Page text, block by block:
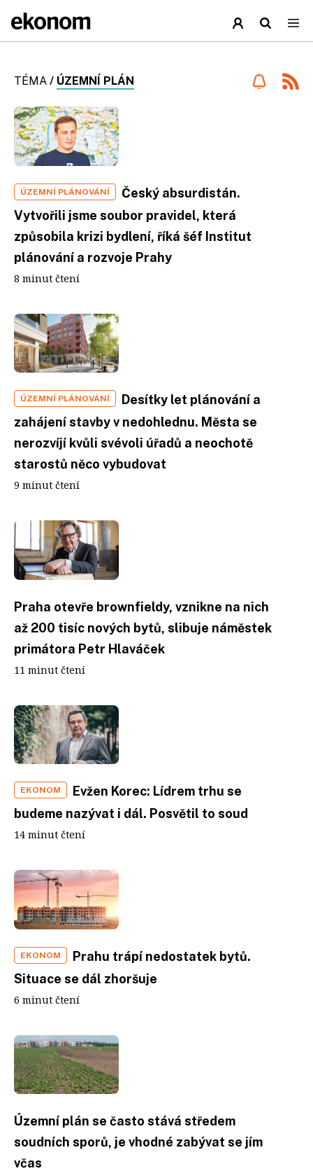
TÉMA / ÚZEMNÍ PLÁN
ÚZEMNÍ PLÁNOVÁNÍ
Český absurdistán.
Vytvořili jsme soubor pravidel, která
způsobila krizi bydlení, říká šéf Institut
plánování a rozvoje Prahy
8 minut čtení
ÚZEMNÍ PLÁNOVÁNÍ
Desítky let plánování a
zahájení stavby v nedohlednu. Města se
nerozvíjí kvůli svévoli úřadů a neochotě
starostů něco vybudovat
9 minut čtení
Praha otevře brownfieldy, vznikne na nich
až 200 tisíc nových bytů, slibuje náměstek
primátora Petr Hlaváček
11 minut čtení
EKONOM
Evžen Korec: Lídrem trhu se
budeme nazývat i dál. Posvětil to soud
14 minut čtení
EKONOM
Prahu trápí nedostatek bytů.
Situace se dál zhoršuje
6 minut čtení
Územní plán se často stává středem
soudních sporů, je vhodné zabývat se jím
včas